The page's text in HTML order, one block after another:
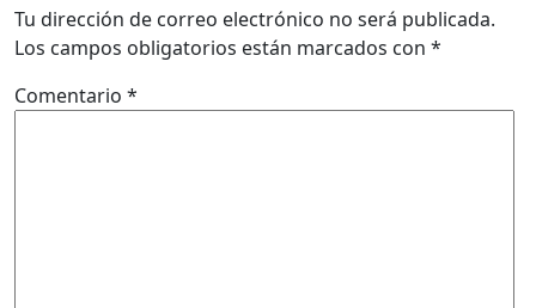
Tu dirección de correo electrónico no será publicada.
Los campos obligatorios están marcados con *
Comentario *